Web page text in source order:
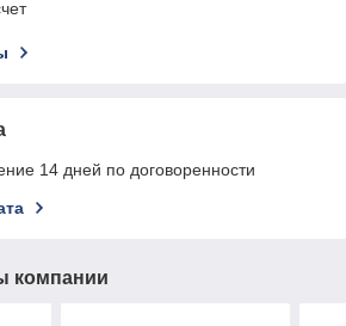
14 дней по договоренности
компании